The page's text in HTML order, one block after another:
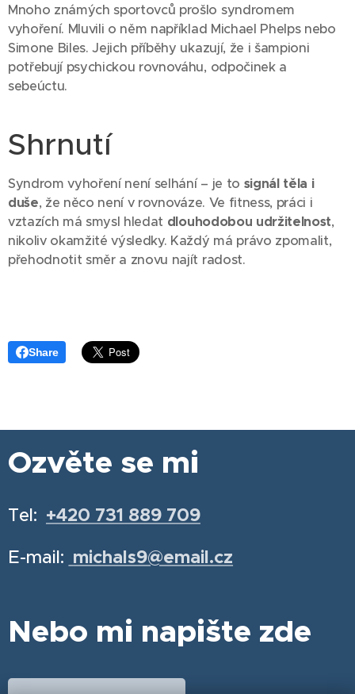
Mnoho známých sportovců prošlo syndromem
vyhoření. Mluvili o něm například Michael Phelps nebo
Simone Biles. Jejich příběhy ukazují, že i šampioni
potřebují psychickou rovnováhu, odpočinek a
sebeúctu.
Shrnutí
Syndrom vyhoření není selhání – je to signál těla i
duše, že něco není v rovnováze. Ve fitness, práci i
vztazích má smysl hledat dlouhodobou udržitelnost,
nikoliv okamžité výsledky. Každý má právo zpomalit,
přehodnotit směr a znovu najít radost.
Share
Ozvěte se mi
Tel: +420 731 889 709
E-mail: michals9@email.cz
Nebo mi napište zde